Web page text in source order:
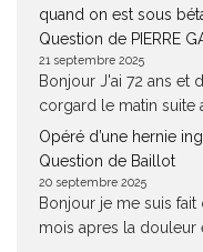
quand on est sous
Question de PIERRE
21 septembre 2025
Bonjour J'ai 72 ans et
corgard le matin suite
Opéré d’une hernie
Question de Baillot
20 septembre 2025
Bonjour je me suis
mois apres la douleur